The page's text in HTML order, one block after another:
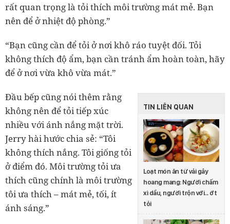
rất quan trọng là tỏi thích môi trường mát mẻ. Bạn
nên để ở nhiệt độ phòng.”
“Bạn cũng cần để tỏi ở nơi khô ráo tuyệt đối. Tỏi
không thích độ ẩm, bạn cần tránh ẩm hoàn toàn, hãy
để ở nơi vừa khô vừa mát.”
TIN LIÊN QUAN
Loạt món ăn từ vải gây
hoang mang: Người chấm
xì dầu, người trộn với... ớt
tỏi
Đầu bếp cũng nói thêm rằng
không nên để tỏi tiếp xúc
nhiều với ánh nắng mặt trời.
Jerry hài hước chia sẻ: “Tôi
không thích nắng. Tôi giống tỏi
ở điểm đó. Môi trường tỏi ưa
thích cũng chính là môi trường
tôi ưa thích – mát mẻ, tối, ít
ánh sáng.”